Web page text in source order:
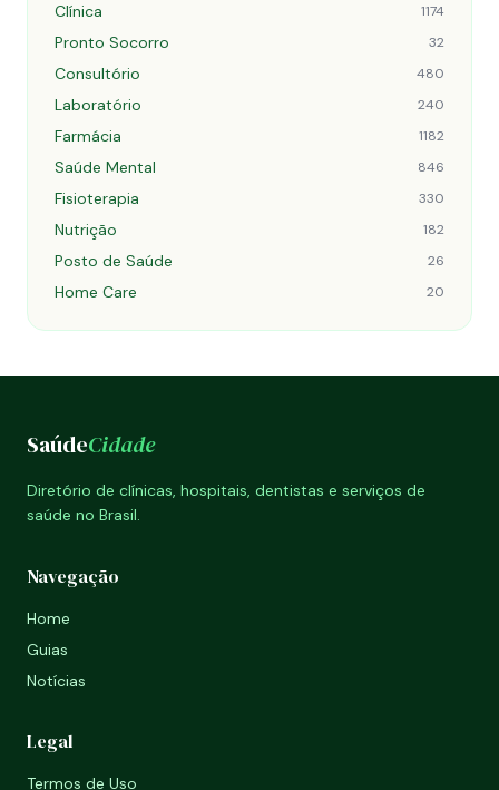
Clínica 1174
Pronto Socorro 32
Consultório 480
Laboratório 240
Farmácia 1182
Saúde Mental 846
Fisioterapia 330
Nutrição 182
Posto de Saúde 26
Home Care 20
SaúdeCidade
Diretório de clínicas, hospitais, dentistas e serviços de
saúde no Brasil.
Navegação
Home
Guias
Notícias
Legal
Termos de Uso